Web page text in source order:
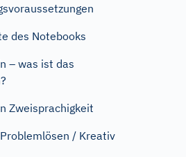
des Notebooks
– was ist das
Zweisprachigkeit
/ Kreativ